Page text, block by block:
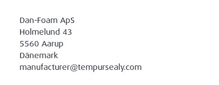
Dan-Foam ApS
Holmelund 43
5560 Aarup
Dänemark
manufacturer@tempursealy.com